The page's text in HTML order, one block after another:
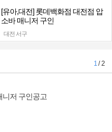
[유아,대전] 롯데백화점 대전점 압
소바 매니저 구인
대전 서구
1/ 2
니저 구인공고